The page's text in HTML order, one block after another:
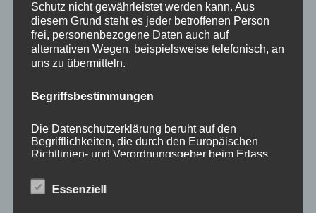
Aktuelle Fakten und Umfragen
Aktuelles vom MP
Allgemein
Naturfoto-Blog
NEUESTE BEITRÄGE
Schutz nicht gewährleistet werden kann. Aus
diesem Grund steht es jeder betroffenen Person
frei, personenbezogene Daten auch auf
alternativen Wegen, beispielsweise telefonisch, an
uns zu übermitteln.
Begriffsbestimmungen
Die Datenschutzerklärung beruht auf den
Begrifflichkeiten, die durch den Europäischen
Richtlinien- und Verordnungsgeber beim Erlass
verwendet wurden. Unsere Datenschutzerklärung
soll sowohl für die Öffentlichkeit als auch für
Essenziell